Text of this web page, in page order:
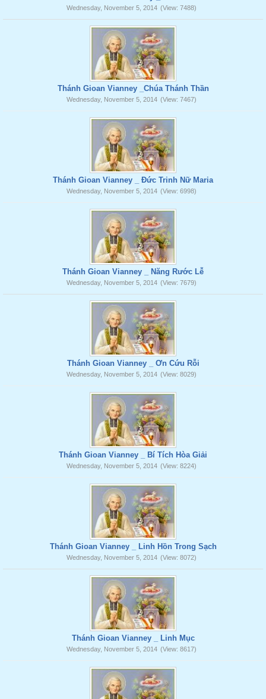
Wednesday, November 5, 2014 (View: 7488)
Thánh Gioan Vianney _Chúa Thánh Thần
Wednesday, November 5, 2014 (View: 7467)
Thánh Gioan Vianney _ Đức Trinh Nữ Maria
Wednesday, November 5, 2014 (View: 6998)
Thánh Gioan Vianney _ Năng Rước Lễ
Wednesday, November 5, 2014 (View: 7679)
Thánh Gioan Vianney _ Ơn Cứu Rỗi
Wednesday, November 5, 2014 (View: 8029)
Thánh Gioan Vianney _ Bí Tích Hòa Giải
Wednesday, November 5, 2014 (View: 8224)
Thánh Gioan Vianney _ Linh Hồn Trong Sạch
Wednesday, November 5, 2014 (View: 8072)
Thánh Gioan Vianney _ Linh Mục
Wednesday, November 5, 2014 (View: 8617)